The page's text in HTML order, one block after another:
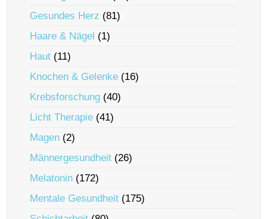
Gesundes Herz (81)
Haare & Nägel (1)
Haut (11)
Knochen & Gelenke (16)
Krebsforschung (40)
Licht Therapie (41)
Magen (2)
Männergesundheit (26)
Melatonin (172)
Mentale Gesundheit (175)